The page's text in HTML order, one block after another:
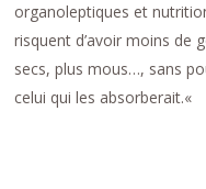
organoleptiques et
risquent d’avoir moins de
secs, plus mous…, sans
celui qui les absorberait.«